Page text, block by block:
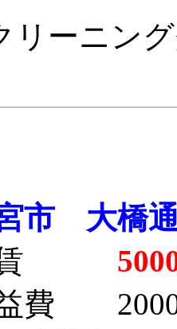
リーニン
市 大橋
賃
費